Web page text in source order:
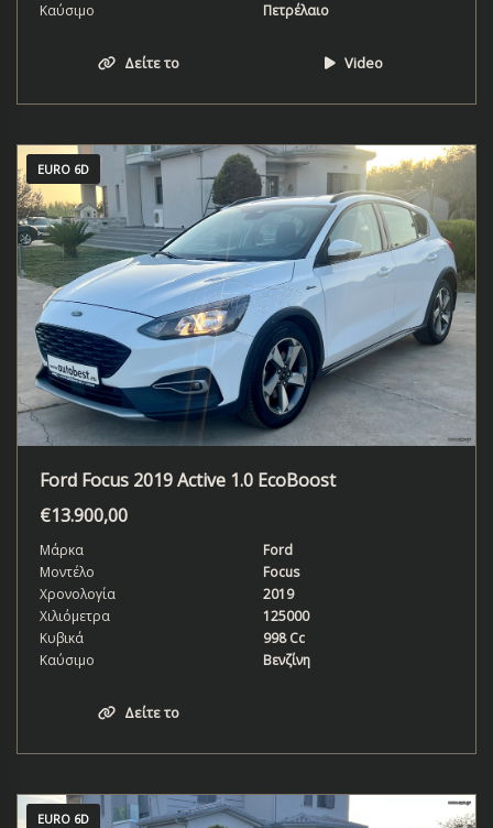
Καύσιμο
Πετρέλαιο
Δείτε το Video
EURO 6D
Ford Focus 2019 Active 1.0 EcoBoost
€13.900,00
Μάρκα
Ford
Μοντέλο
Focus
Χρονολογία
2019
Χιλιόμετρα
125000
Κυβικά
998 Cc
Καύσιμο
Βενζίνη
Δείτε το
EURO 6D